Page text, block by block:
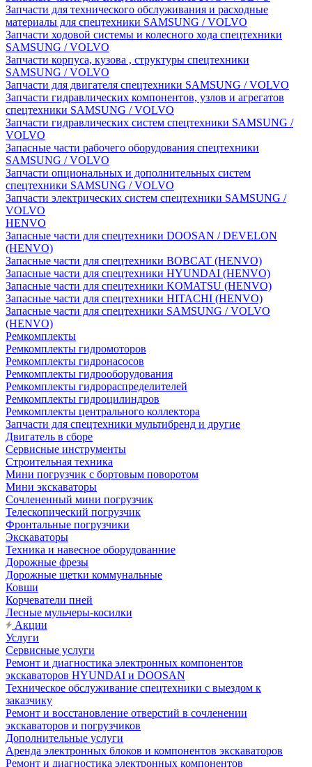
Запчасти для технического обслуживания и расходные
материалы для спецтехники SAMSUNG / VOLVO
Запчасти ходовой системы и колесного хода спецтехники
SAMSUNG / VOLVO
Запчасти корпуса, кузова , структуры спецтехники
SAMSUNG / VOLVO
Запчасти для двигателя спецтехники SAMSUNG / VOLVO
Запчасти гидравлических компонентов, узлов и агрегатов
спецтехники SAMSUNG / VOLVO
Запчасти гидравлических систем спецтехники SAMSUNG /
VOLVO
Запасные части рабочего оборудования спецтехники
SAMSUNG / VOLVO
Запчасти опциональных и дополнительных систем
спецтехники SAMSUNG / VOLVO
Запчасти электрических систем спецтехники SAMSUNG /
VOLVO
HENVO
Запасные части для спецтехники DOOSAN / DEVELON
(HENVO)
Запасные части для спецтехники BOBCAT (HENVO)
Запасные части для спецтехники HYUNDAI (HENVO)
Запасные части для спецтехники KOMATSU (HENVO)
Запасные части для спецтехники HITACHI (HENVO)
Запасные части для спецтехники SAMSUNG / VOLVO
(HENVO)
Ремкомплекты
Ремкомплекты гидромоторов
Ремкомплекты гидронасосов
Ремкомплекты гидрооборудования
Ремкомплекты гидрораспределителей
Ремкомплекты гидроцилиндров
Ремкомплекты центрального коллектора
Запчасти для спецтехники мультибренд и другие
Двигатель в сборе
Сервисные инструменты
Строительная техника
Мини погрузчик с бортовым поворотом
Мини экскаваторы
Сочлененный мини погрузчик
Телескопический погрузчик
Фронтальные погрузчики
Экскаваторы
Техника и навесное оборудованние
Дорожные фрезы
Дорожные щетки коммунальные
Ковши
Корчеватели пней
Лесные мульчеры-косилки
Акции
Услуги
Сервисные услуги
Ремонт и диагностика электронных компонентов
экскаваторов HYUNDAI и DOOSAN
Техническое обслуживание спецтехники с выездом к
заказчику
Ремонт и восстановление отверстий в сочленении
экскаваторов и погрузчиков
Дополнительные услуги
Аренда электронных блоков и компонентов экскаваторов
Ремонт и диагностика электронных компонентов